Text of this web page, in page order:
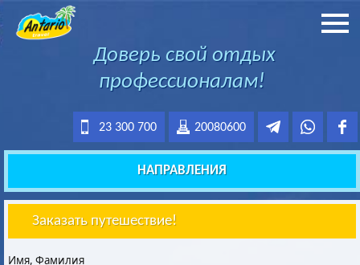
Доверь свой отдых
профессионалам!
20080600
23 300 700
НАПРАВЛЕНИЯ
Заказать путешествие!
Имя, Фамилия